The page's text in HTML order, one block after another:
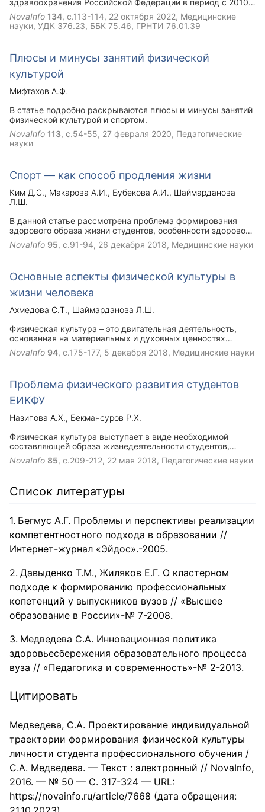
здравоохранения Российской Федерации в период с 2010
по 2021 гг. наблюдается тенденция к увеличению числа
учащихся, имеющих хронические заболевания. В
настоящее время только 10% обучающихся считаются
особого организационно-методического построения
учебного процесса с учетом состояния здоровья и
потребностей.
NovaInfo 134, с.113-114, 22 октября 2022, Медицинские
науки, УДК 376.23, ББК 75.46, ГРНТИ 76.01.39
Плюсы и минусы занятий физической
культурой
Мифтахов А.Ф.
В статье подробно раскрываются плюсы и минусы занятий
физической культурой и спортом.
NovaInfo 113, с.54-55, 27 февраля 2020, Педагогические
науки
Спорт — как способ продления жизни
Ким Д.С. Макарова А.И. Бубекова А.И.
Шаймарданова
Л.Ш.
В данной статье рассмотрена проблема формирования
здорового образа жизни студентов, особенности здорового
образа жизни современной студенческой молодежи и роль
средств физического воспитания в процессе
основных принципов здорового образа жизни и выделения,
NovaInfo 95, с.91-94, 26 декабря 2018, Медицинские науки
Основные аспекты физической культуры в
жизни человека
Ахмедова С.Т.
Шаймарданова Л.Ш.
Физическая культура – это двигательная деятельность,
основанная на материальных и духовных ценностях
общества ради физического саморазвития человека. Она
является одной из самых из главных факторов
частью жизни человека.
NovaInfo 94, с.175-177, 5 декабря 2018, Медицинские науки
Проблема физического развития студентов
ЕИКФУ
Назипова А.Х.
Бекмансуров Р.Х.
Физическая культура выступает в виде необходимой
составляющей образа жизнедеятельности студентов,
поскольку она представляет неотъемлемую область
общечеловеческой культуры, считается сферой
методы реализации стратегической задачи становления
решении проблем развития и рационального применения
свободного времени студентами.
NovaInfo 85, с.209-212, 22 мая 2018, Педагогические науки
Список литературы
Бегмус А.Г. Проблемы и перспективы реализации
компетентностного подхода в образовании //
Интернет-журнал «Эйдос».-2005.
Давыденко Т.М., Жиляков Е.Г. О кластерном
подходе к формированию профессиональных
копетенций у выпускников вузов // «Высшее
образование в России»-№ 7-2008.
Медведева С.А. Инновационная политика
здоровьесбережения образовательного процесса
вуза // «Педагогика и современность»-№ 2-2013.
Цитировать
Медведева, С.А. Проектирование индивидуальной
траектории формирования физической культуры
личности студента профессионального обучения /
С.А. Медведева. — Текст : электронный // NovaInfo,
2016. — № 50 — С. 317-324 — URL:
https://novainfo.ru/article/7668 (дата обращения: